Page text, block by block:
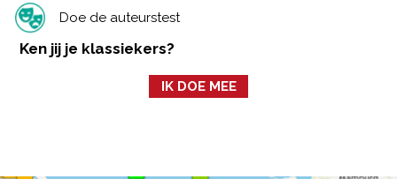
Doe de auteurstest
Ken jij je klassiekers?
IK DOE MEE